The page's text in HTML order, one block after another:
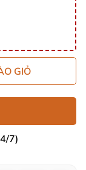
GIỎ
7)